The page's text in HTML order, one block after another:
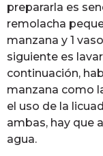
prepararla es
remolacha
manzana y 1
siguiente es
continuación,
manzana como
el uso de la
ambas, hay que
agua.